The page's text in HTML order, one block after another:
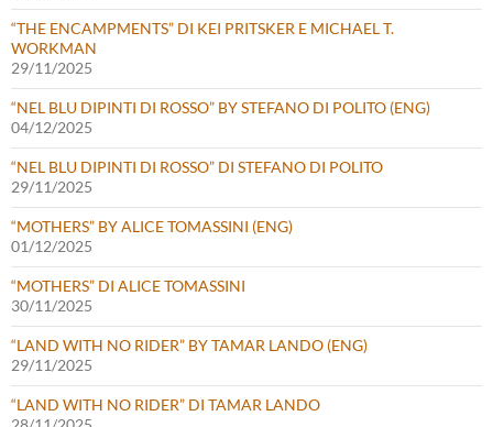
“THE ENCAMPMENTS” DI KEI PRITSKER E MICHAEL T.
WORKMAN
29/11/2025
“NEL BLU DIPINTI DI ROSSO” BY STEFANO DI POLITO (ENG)
04/12/2025
“NEL BLU DIPINTI DI ROSSO” DI STEFANO DI POLITO
29/11/2025
“MOTHERS” BY ALICE TOMASSINI (ENG)
01/12/2025
“MOTHERS” DI ALICE TOMASSINI
30/11/2025
“LAND WITH NO RIDER” BY TAMAR LANDO (ENG)
29/11/2025
“LAND WITH NO RIDER” DI TAMAR LANDO